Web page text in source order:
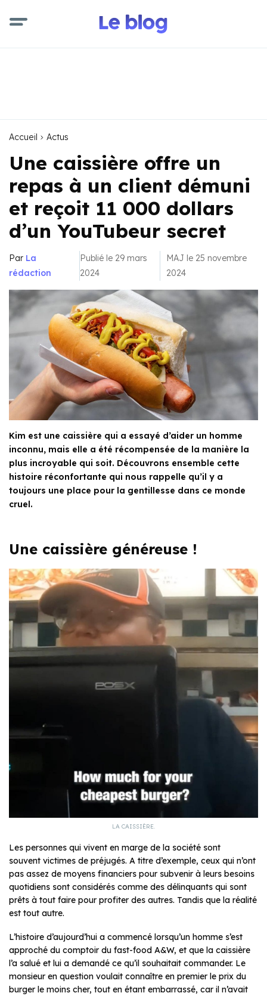
Accueil Actus
Une caissière offre un
repas à un client démuni
et reçoit 11 000 dollars
d’un YouTubeur secret
Par La
rédaction
Publié le 29 mars
2024
MAJ le 25 novembre
2024
Kim est une caissière qui a essayé d’aider un homme
inconnu, mais elle a été récompensée de la manière la
plus incroyable qui soit. Découvrons ensemble cette
histoire réconfortante qui nous rappelle qu’il y a
toujours une place pour la gentillesse dans ce monde
cruel.
Une caissière généreuse !
LA CAISSIÈRE.
Les personnes qui vivent en marge de la société sont
souvent victimes de préjugés. A titre d’exemple, ceux qui n’ont
pas assez de moyens financiers pour subvenir à leurs besoins
quotidiens sont considérés comme des délinquants qui sont
prêts à tout faire pour profiter des autres. Tandis que la réalité
est tout autre.
L’histoire d’aujourd’hui a commencé lorsqu’un homme s’est
approché du comptoir du fast-food A&W, et que la caissière
l’a salué et lui a demandé ce qu’il souhaitait commander. Le
monsieur en question voulait connaître en premier le prix du
burger le moins cher, tout en étant embarrassé, car il n’avait